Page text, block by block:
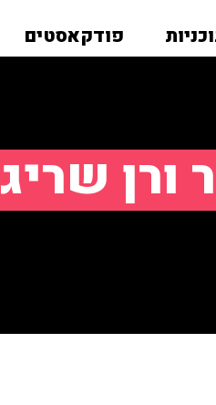
פודקאסטים
ורן שריג